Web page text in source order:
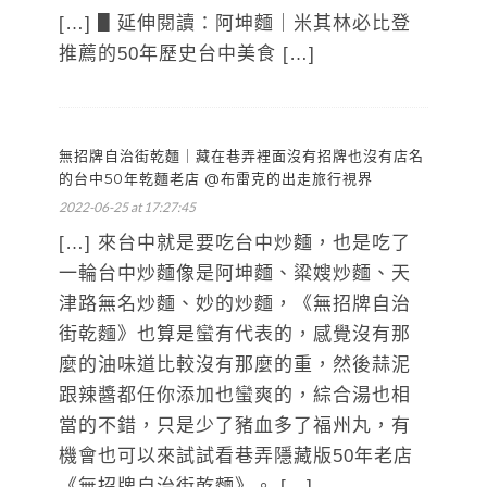
[…] ▋延伸閱讀：阿坤麵｜米其林必比登
推薦的50年歷史台中美食 […]
無招牌自治街乾麵｜藏在巷弄裡面沒有招牌也沒有店名
的台中50年乾麵老店 @布雷克的出走旅行視界
2022-06-25 at 17:27:45
[…] 來台中就是要吃台中炒麵，也是吃了
一輪台中炒麵像是阿坤麵、粱嫂炒麵、天
津路無名炒麵、妙的炒麵，《無招牌自治
街乾麵》也算是蠻有代表的，感覺沒有那
麼的油味道比較沒有那麼的重，然後蒜泥
跟辣醬都任你添加也蠻爽的，綜合湯也相
當的不錯，只是少了豬血多了福州丸，有
機會也可以來試試看巷弄隱藏版50年老店